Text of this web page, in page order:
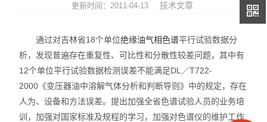
通用型气相色谱仪
水份测定仪
微波消解/萃取仪
更新时间：2011-04-13 技术文章
通过对吉林省18个单位绝缘油气相色谱平行试验数据分
析，发现普遍存在重复性、可比性和分散性较差问题，其中有
12个单位平行试验数据检测误差不能满足DL／T722-
2000《变压器油中溶解气体分析和判断导则》中的规定，存在
人为、设备和方法误差。提出加强全省色谱试验人员的业务培
训，加强对国家标准及规程的学习，加强对色谱仪的维护工作